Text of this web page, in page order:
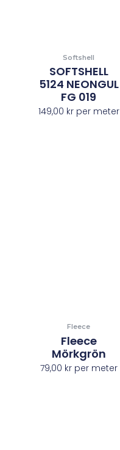
Softshell
SOFTSHELL
5124 NEONGUL
FG 019
149,00 krper meter
Fleece
Fleece
Mörkgrön
79,00 krper meter